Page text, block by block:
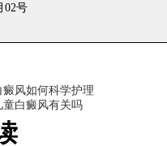
02号
癜风如何科学护理
童白癜风有关吗